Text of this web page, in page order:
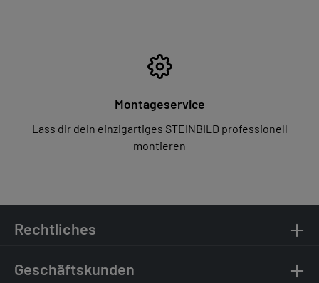
Montageservice
Lass dir dein einzigartiges STEINBILD professionell
montieren
Rechtliches
Geschäftskunden